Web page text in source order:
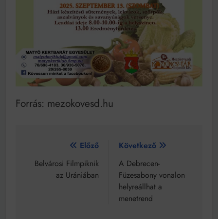
Forrás: mezokovesd.hu
Bejegyzés
navigáció
Előző
Belvárosi Filmpiknik
az Urániában
Következő
A Debrecen-
Füzesabony vonalon
helyreállhat a
menetrend